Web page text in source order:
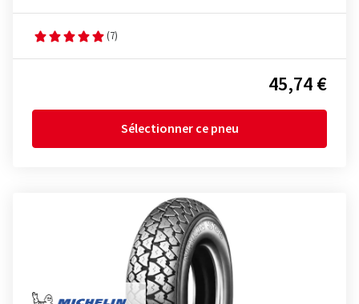
(7)
45,74 €
Sélectionner ce pneu